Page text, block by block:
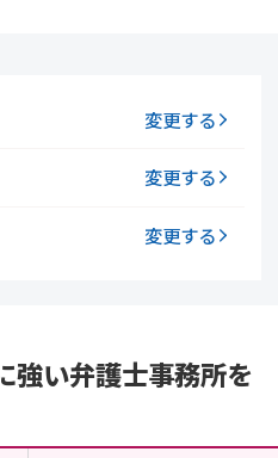
離婚の相談先
その他の男女問題
変更する
変更する
変更する
強い弁護士事務所を